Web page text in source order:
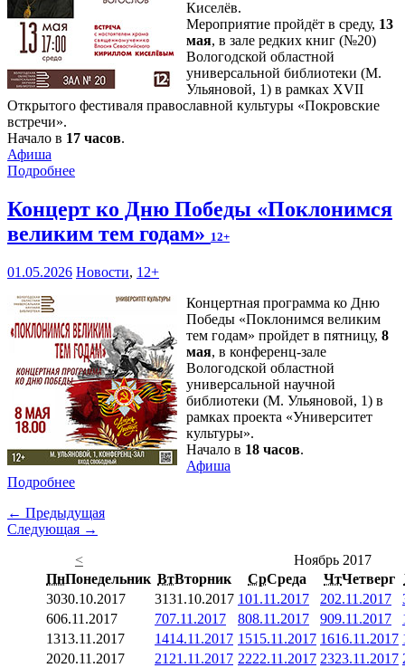
Киселёв.
Мероприятие пройдёт в среду, 13
мая, в зале редких книг (№20)
Вологодской областной
универсальной библиотеки (М.
Ульяновой, 1) в рамках XVII
Открытого фестиваля православной культуры «Покровские
встречи».
Начало в 17 часов.
Афиша
Подробнее
Концерт ко Дню Победы «Поклонимся
великим тем годам» 12+
01.05.2026 Новости, 12+
Концертная программа ко Дню
Победы «Поклонимся великим
тем годам» пройдет в пятницу, 8
мая, в конференц-зале
Вологодской областной
универсальной научной
библиотеки (М. Ульяновой, 1) в
рамках проекта «Университет
культуры».
Начало в 18 часов.
Афиша
Подробнее
← Предыдущая
Следующая →
<
Ноябрь 2017
ПнПонедельник ВтВторник СрСреда ЧтЧетверг
3030.10.2017 3131.10.2017 101.11.2017 202.11.2017
606.11.2017 707.11.2017 808.11.2017 909.11.2017
1313.11.2017 1414.11.2017 1515.11.2017 1616.11.2017
2020.11.2017 21 21.11.2017 2222.11.2017 2323.11.2017